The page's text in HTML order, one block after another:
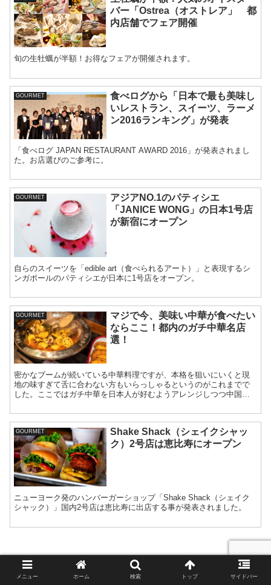
バー「Ostrea（オストレア」 都
内店舗でフェア開催
旬の生牡蠣が半額！お得なフェアが開催されます。
GOURMET
食べログから「日本で最も美味し
いレストラン、スイーツ、ラーメ
ン2016ランキング」が発表
「食べログ JAPAN RESTAURANT AWARD 2016」が発表されまし
た。お店選びのご参考に。
GOURMET
アジアNO.1のパティシエ
「JANICE WONG」の日本1号店
が新宿にオープン
自らのスイーツを「edible art（食べられるアート）」と表現するシ
ンガポールのパティシエが日本に1号店をオープン。
GOURMET
マジで今、美味い中華が食べたい
ならここ！都内のガチ中華名店
選！
密かなブームが続いている中華料理ですが、本格を狙いにいくと現
地の味すぎて舌に合わない方もいらっしゃるというのがこれまでで
した。ここではガチ中華を日本人が好むようアレンジしつつ中国人
ましょう！
GOURMET
Shake Shack（シェイクシャッ
ク）2号店は恵比寿にオープン
ニューヨーク発のハンバーガーショップ「Shake Shack（シェイク
シャック）」国内2号店は恵比寿に出店する事が発表されました。
メニュー ホーム 検索 トップ サイドバー